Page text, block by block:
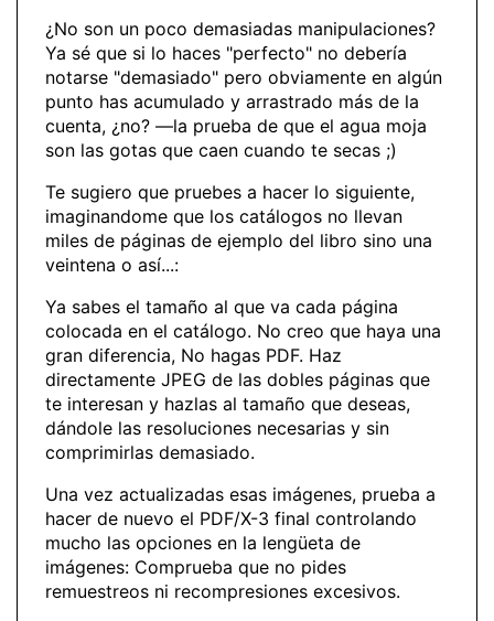
¿No son un poco demasiadas manipulaciones?
Ya sé que si lo haces "perfecto" no debería
notarse "demasiado" pero obviamente en algún
punto has acumulado y arrastrado más de la
cuenta, ¿no? —la prueba de que el agua moja
son las gotas que caen cuando te secas ;)
Te sugiero que pruebes a hacer lo siguiente,
imaginandome que los catálogos no llevan
miles de páginas de ejemplo del libro sino una
veintena o así...:
Ya sabes el tamaño al que va cada página
colocada en el catálogo. No creo que haya una
gran diferencia, No hagas PDF. Haz
directamente JPEG de las dobles páginas que
te interesan y hazlas al tamaño que deseas,
dándole las resoluciones necesarias y sin
comprimirlas demasiado.
Una vez actualizadas esas imágenes, prueba a
hacer de nuevo el PDF/X-3 final controlando
mucho las opciones en la lengüeta de
imágenes: Comprueba que no pides
remuestreos ni recompresiones excesivos.